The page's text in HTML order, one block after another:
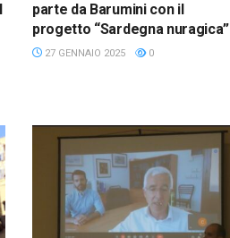
parte da Barumini con il
progetto “Sardegna nuragica”
27 GENNAIO 2025 0